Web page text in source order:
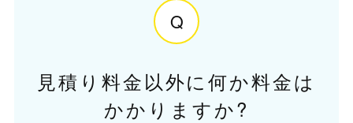
Q
見積り料金以外に何か料金は
かかりますか?